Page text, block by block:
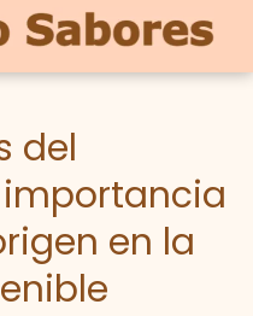
del
importancia
en la